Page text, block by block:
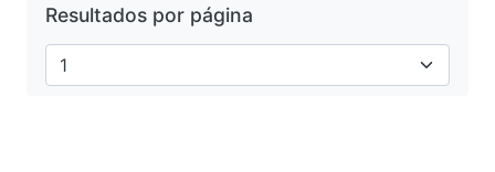
Resultados por página